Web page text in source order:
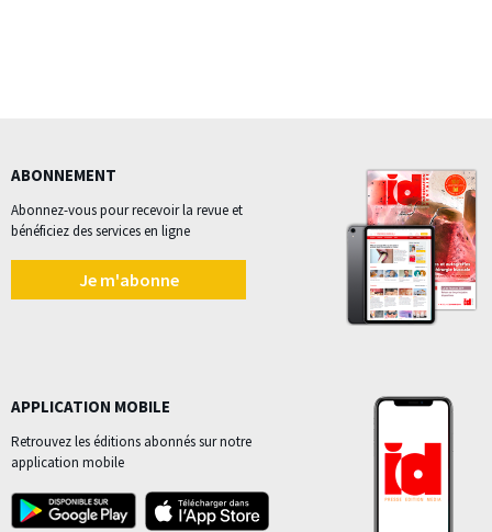
ABONNEMENT
Abonnez-vous pour recevoir la revue et
bénéficiez des services en ligne
Je m'abonne
APPLICATION MOBILE
Retrouvez les éditions abonnés sur notre
application mobile